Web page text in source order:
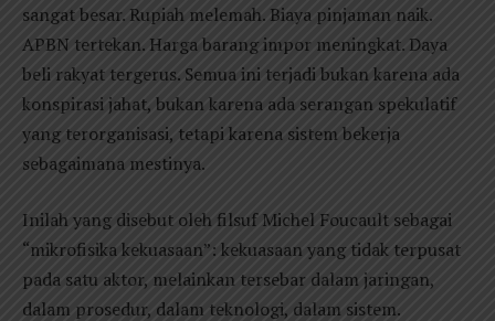
sangat besar. Rupiah melemah. Biaya pinjaman naik.
APBN tertekan. Harga barang impor meningkat. Daya
beli rakyat tergerus. Semua ini terjadi bukan karena ada
konspirasi jahat, bukan karena ada serangan spekulatif
yang terorganisasi, tetapi karena sistem bekerja
sebagaimana mestinya.
Inilah yang disebut oleh filsuf Michel Foucault sebagai
“mikrofisika kekuasaan”: kekuasaan yang tidak terpusat
pada satu aktor, melainkan tersebar dalam jaringan,
dalam prosedur, dalam teknologi, dalam sistem.